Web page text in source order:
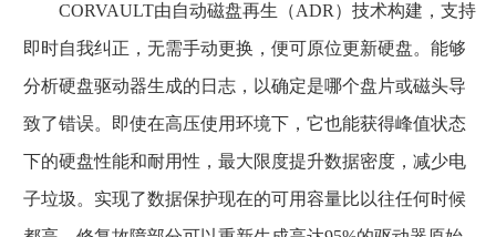
CORVAULT由自动磁盘再生（ADR）技术构建，支持
即时自我纠正，无需手动更换，便可原位更新硬盘。能够
分析硬盘驱动器生成的日志，以确定是哪个盘片或磁头导
致了错误。即使在高压使用环境下，它也能获得峰值状态
下的硬盘性能和耐用性，最大限度提升数据密度，减少电
子垃圾。实现了数据保护现在的可用容量比以往任何时候